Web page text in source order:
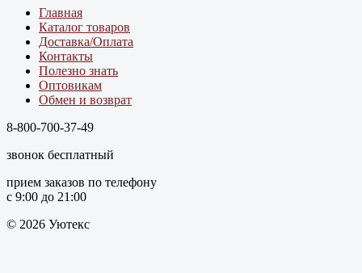
Главная
Каталог товаров
Доставка/Оплата
Контакты
Полезно знать
Оптовикам
Обмен и возврат
8-800-700-37-49
звонок бесплатный
прием заказов по телефону
с 9:00 до 21:00
© 2026 Уютекс